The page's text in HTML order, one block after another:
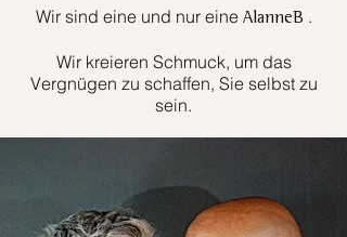
Wir sind eine und nur eine AlanneB .
Wir kreieren Schmuck, um das
Vergnügen zu schaffen, Sie selbst zu
sein.